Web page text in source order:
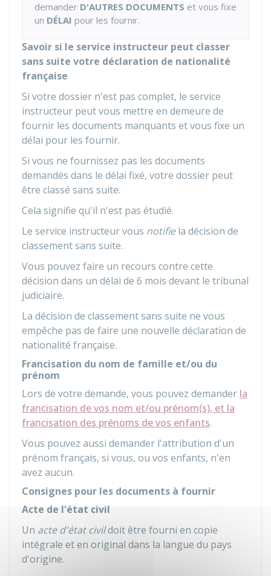
demander D'AUTRES DOCUMENTS et vous fixe
un DÉLAI pour les fournir.
Savoir si le service instructeur peut classer
sans suite votre déclaration de nationalité
française
Si votre dossier n'est pas complet, le service
instructeur peut vous mettre en demeure de
fournir les documents manquants et vous fixe un
délai pour les fournir.
Si vous ne fournissez pas les documents
demandés dans le délai fixé, votre dossier peut
être classé sans suite.
Cela signifie qu'il n'est pas étudié.
Le service instructeur vous notifiela décision de
classement sans suite.
Vous pouvez faire un recours contre cette
décision dans un délai de 6 mois devant le tribunal
judiciaire.
La décision de classement sans suite ne vous
empêche pas de faire une nouvelle déclaration de
nationalité française.
Francisation du nom de famille et/ou du
prénom
Lors de votre demande, vous pouvez demander la
francisation de vos nom et/ou prénom(s), et la
francisation des prénoms de vos enfants.
Vous pouvez aussi demander l'attribution d'un
prénom français, si vous, ou vos enfants, n'en
avez aucun.
Consignes pour les documents à fournir
Acte de l'état civil
Un acte d'état civildoit être fourni en copie
intégrale et en original dans la langue du pays
d'origine.